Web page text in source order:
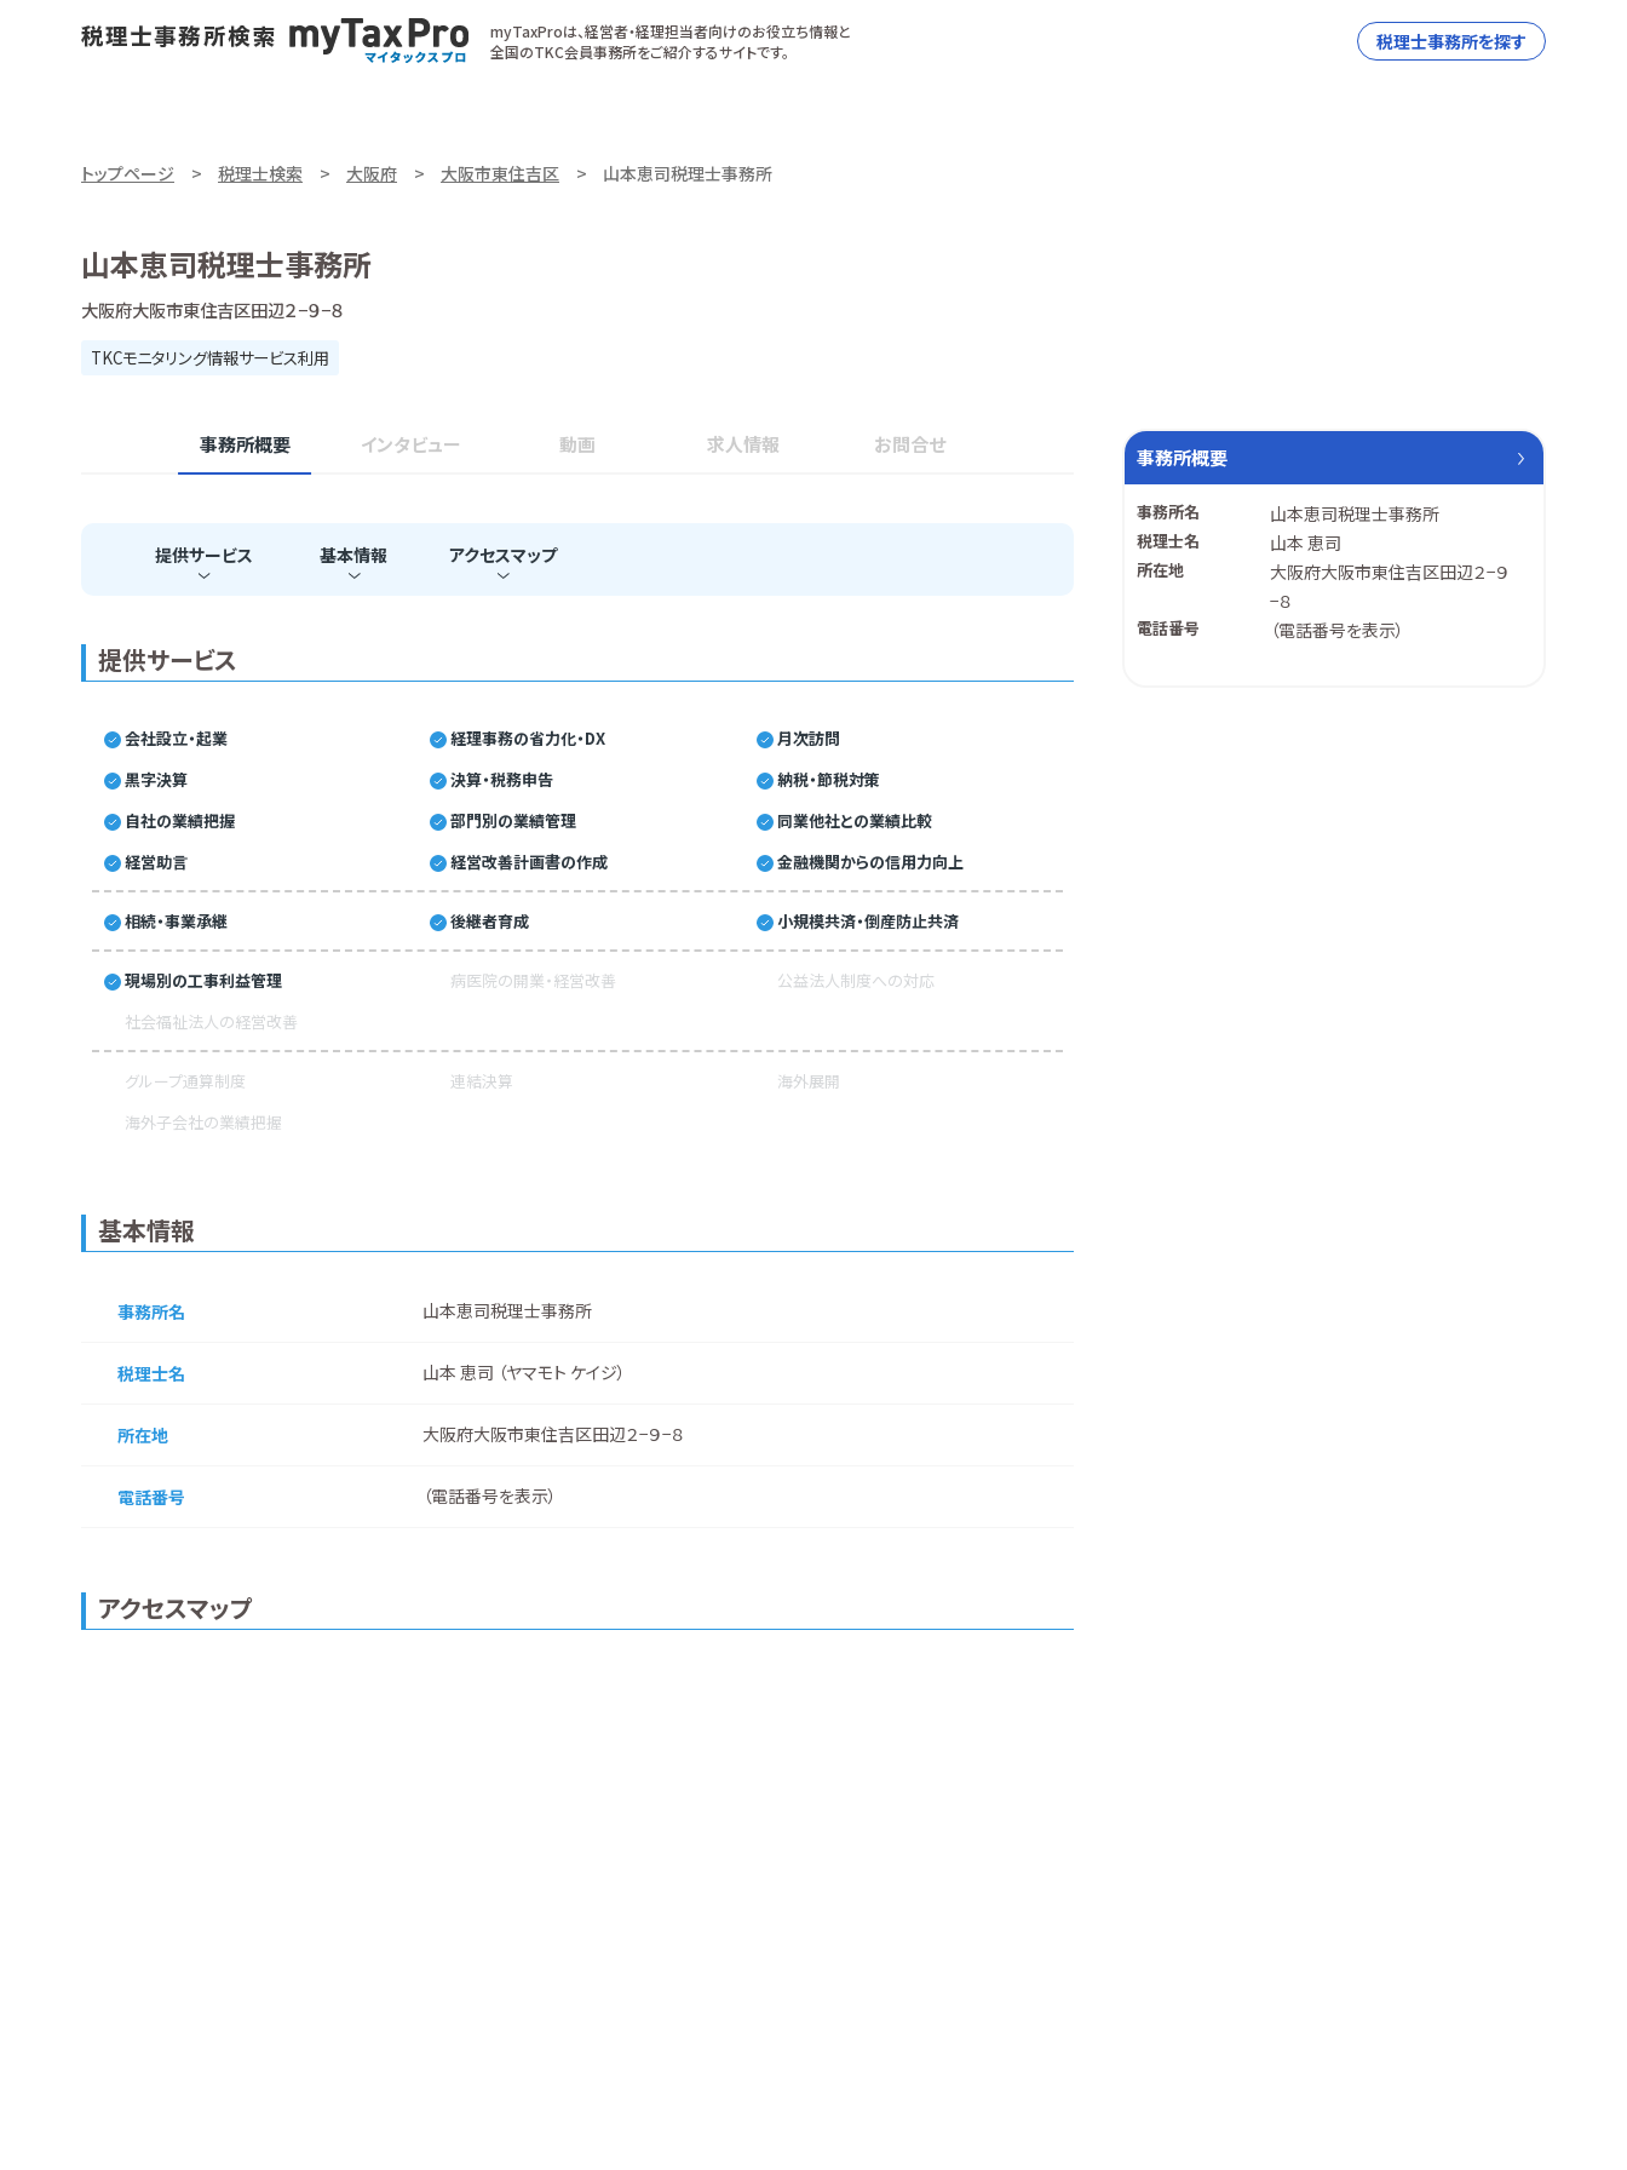
myTaxProは、経営者・経理担当者向けのお役立ち情報と
全国のTKC会員事務所をご紹介するサイトです。
税理士事務所を探す
トップページ 税理士検索 大阪府 大阪市東住吉区 山本恵司税理士事務所
山本恵司税理士事務所
大阪府大阪市東住吉区田辺２−９−８
TKCモニタリング情報サービス利用
事務所概要 インタビュー 動画 求人情報 お問合せ
提供サービス 基本情報 アクセスマップ
提供サービス
会社設立・起業 経理事務の省力化・DX
月次訪問
黒字決算
決算・税務申告
納税・節税対策
自社の業績把握
部門別の業績管理
同業他社との業績比較
経営助言
経営改善計画書の作成 金融機関からの信用力向上
相続・事業承継 後継者育成 小規模共済・倒産防止共済
現場別の工事利益管理 病医院の開業・経営改善
公益法人制度への対応
社会福祉法人の経営改善
グループ通算制度 連結決算
海外展開
海外子会社の業績把握
基本情報
事務所名 山本恵司税理士事務所
税理士名 山本 恵司 （ヤマモト ケイジ）
所在地 大阪府大阪市東住吉区田辺２−９−８
電話番号 （電話番号を表示）
アクセスマップ
事務所概要
事務所名 山本恵司税理士事務所
税理士名 山本 恵司
所在地
大阪府大阪市東住吉区田辺２−９
−８
電話番号 （電話番号を表示）